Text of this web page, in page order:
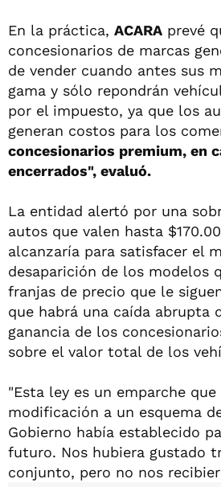
En la práctica, ACARA prevé
concesionarios de marcas
de vender cuando antes sus
gama y sólo repondrán
por el impuesto, ya que los
generan costos para los
concesionarios premium, en
encerrados", evaluó.
La entidad alertó por una
autos que valen hasta
alcanzaría para satisfacer el
desaparición de los modelos
franjas de precio que le
que habrá una caída abrupta
ganancia de los
sobre el valor total de los
"Esta ley es un emparche
modificación a un esquema
Gobierno había establecido
futuro. Nos hubiera gustado
conjunto, pero no nos